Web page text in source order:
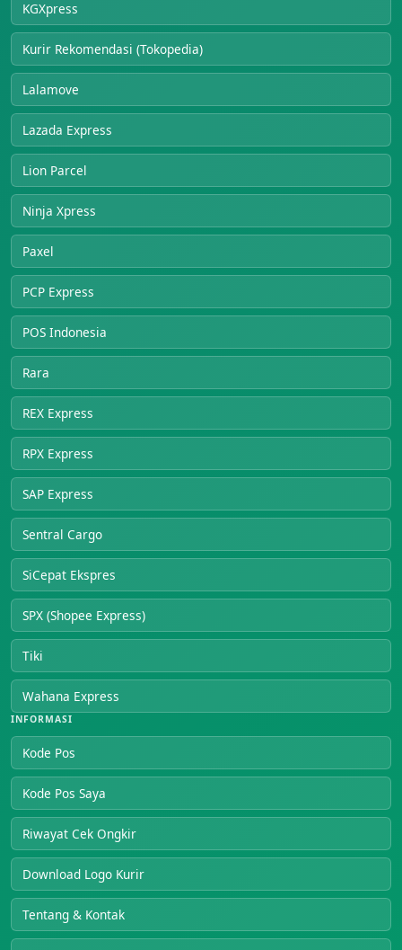
KGXpress
Kurir Rekomendasi (Tokopedia)
Lalamove
Lazada Express
Lion Parcel
Ninja Xpress
Paxel
PCP Express
POS Indonesia
Rara
REX Express
RPX Express
SAP Express
Sentral Cargo
SiCepat Ekspres
SPX (Shopee Express)
Tiki
Wahana Express
INFORMASI
Kode Pos
Kode Pos Saya
Riwayat Cek Ongkir
Download Logo Kurir
Tentang & Kontak